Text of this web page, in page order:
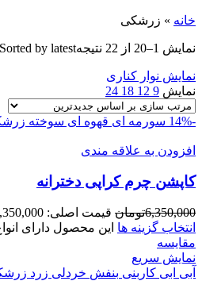
خانه » زرشکی
نمایش 1–20 از 22 نتیجه Sorted by latest
نمایش نوار کناری
نمایش 9
12
18
24
-14% سورمه ای قهوه ای سوخته
افزودن به علاقه مندی
کاپشن چرم کراپی دخترانه
6,350,000تومان قیمت اصلی: 6,350,000تومان بود.
انتخاب گزینه ها این محصول دارای
مقايسه
نمایش سریع
آبی ابی کاربنی بنفش خردلی زرد